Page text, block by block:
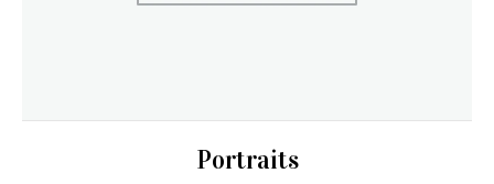
Portraits